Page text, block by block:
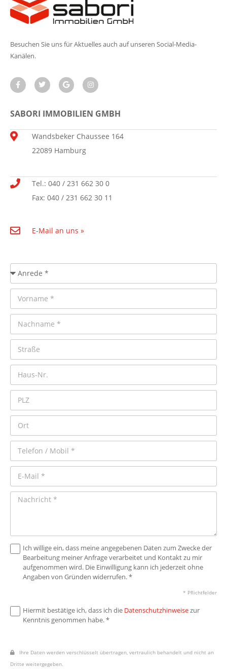
Besuchen Sie uns für Aktuelles auch auf unseren Social-Media-
Kanälen.
SABORI IMMOBILIEN GMBH
Wandsbeker Chaussee 164
22089 Hamburg
Tel.: 040 / 231 662 30 0
Fax: 040 / 231 662 30 11
E-Mail an uns »
Ich willige ein, dass meine angegebenen Daten zum Zwecke der
Bearbeitung meiner Anfrage verarbeitet und Kontakt zu mir
aufgenommen wird. Die Einwilligung kann ich jederzeit ohne
Angaben von Gründen widerrufen. *
* Pflichtfelder
Hiermit bestätige ich, dass ich die Datenschutzhinweisezur
Kenntnis genommen habe. *
Ihre Daten werden verschlüsselt übertragen, vertraulich behandelt und nicht an
Dritte weitergegeben.